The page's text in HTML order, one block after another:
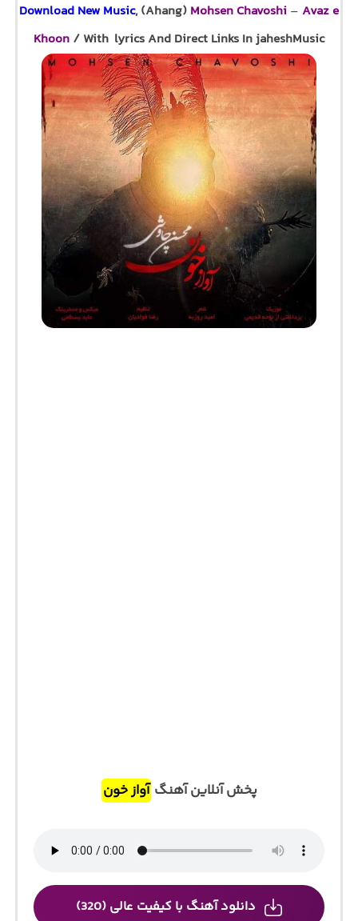
Download New Music, (Ahang) Mohsen Chavoshi – Avaz e
Khoon / With lyrics And Direct Links In jaheshMusic
پخش آنلاین آهنگآواز خون
دانلود آهنگ با کیفیت عالی (320)